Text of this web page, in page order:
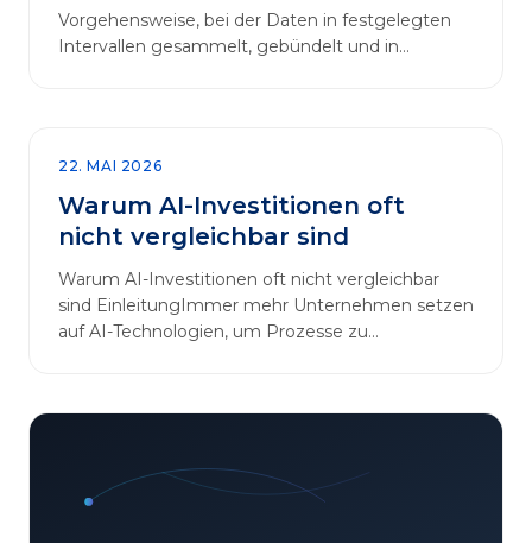
Vorgehensweise, bei der Daten in festgelegten
Intervallen gesammelt, gebündelt und in
22. MAI 2026
Warum AI-Investitionen oft
nicht vergleichbar sind
Warum AI-Investitionen oft nicht vergleichbar
sind EinleitungImmer mehr Unternehmen setzen
auf AI-Technologien, um Prozesse zu
verschaffen. In diesem Artikel betrachten wir die
Projekte oft irreführend ist. Außerdem zeigen wir,